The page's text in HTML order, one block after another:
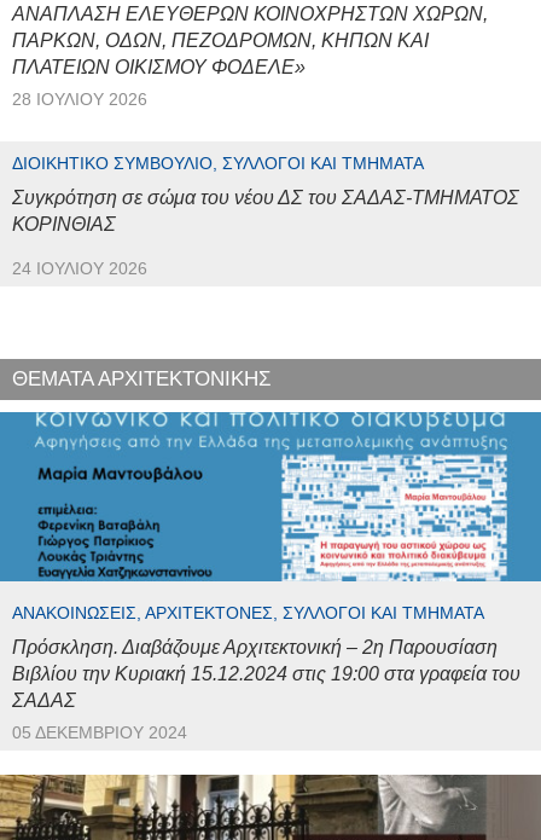
ΑΝΑΠΛΑΣΗ ΕΛΕΥΘΕΡΩΝ ΚΟΙΝΟΧΡΗΣΤΩΝ ΧΩΡΩΝ,
ΠΑΡΚΩΝ, ΟΔΩΝ, ΠΕΖΟΔΡΟΜΩΝ, ΚΗΠΩΝ ΚΑΙ
ΠΛΑΤΕΙΩΝ ΟΙΚΙΣΜΟΥ ΦΟΔΕΛΕ»
28 ΙΟΥΛΊΟΥ 2026
ΔΙΟΙΚΗΤΙΚΌ ΣΥΜΒΟΎΛΙΟ, ΣΎΛΛΟΓΟΙ ΚΑΙ ΤΜΉΜΑΤΑ
Συγκρότηση σε σώμα του νέου ΔΣ του ΣΑΔΑΣ-ΤΜΗΜΑΤΟΣ
ΚΟΡΙΝΘΙΑΣ
24 ΙΟΥΛΊΟΥ 2026
ΘΕΜΑΤΑ ΑΡΧΙΤΕΚΤΟΝΙΚΗΣ
ΑΝΑΚΟΙΝΏΣΕΙΣ, ΑΡΧΙΤΈΚΤΟΝΕΣ, ΣΎΛΛΟΓΟΙ ΚΑΙ ΤΜΉΜΑΤΑ
Πρόσκληση. Διαβάζουμε Αρχιτεκτονική – 2η Παρουσίαση
Βιβλίου την Κυριακή 15.12.2024 στις 19:00 στα γραφεία του
ΣΑΔΑΣ
05 ΔΕΚΕΜΒΡΊΟΥ 2024